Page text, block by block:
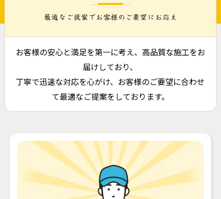
最適なご提案でお客様のご要望にお応え
お客様の安心と満足を第一に考え、高品質な施工をお
届けしており、
丁寧で迅速な対応を心がけ、お客様のご要望に合わせ
て最適なご提案をしております。